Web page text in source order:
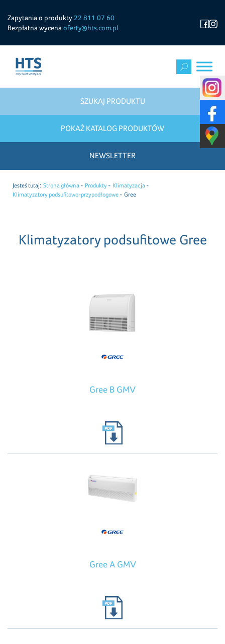
Zapytania o produkty 22 811 07 60
Bezpłatna wycena oferty@hts.com.pl
SZUKAJ PRODUKTU
POKAŻ KATALOG PRODUKTÓW
NEWSLETTER
Jesteś tutaj: Strona główna Produkty
Klimatyzacja
Klimatyzatory podsufitowo-przypodłogowe
Gree
Klimatyzatory podsufitowe Gree
Gree B GMV
Gree A GMV